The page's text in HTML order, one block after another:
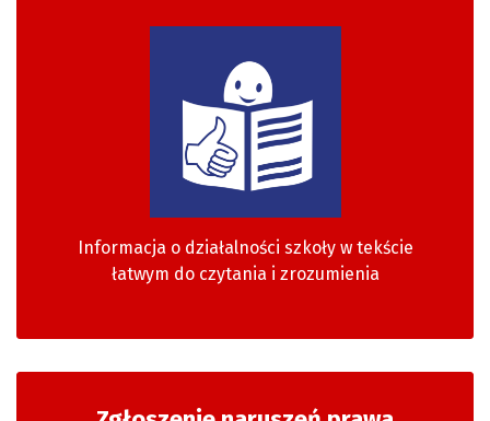
Informacja o działalności szkoły w tekście
łatwym do czytania i zrozumienia